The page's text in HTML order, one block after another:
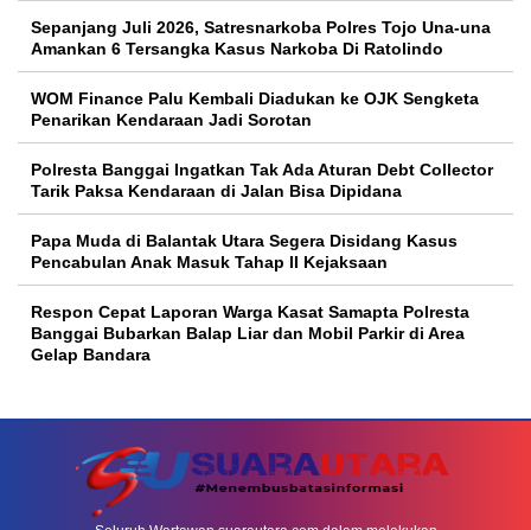
Sepanjang Juli 2026, Satresnarkoba Polres Tojo Una-una
Amankan 6 Tersangka Kasus Narkoba Di Ratolindo
WOM Finance Palu Kembali Diadukan ke OJK Sengketa
Penarikan Kendaraan Jadi Sorotan
Polresta Banggai Ingatkan Tak Ada Aturan Debt Collector
Tarik Paksa Kendaraan di Jalan Bisa Dipidana
Papa Muda di Balantak Utara Segera Disidang Kasus
Pencabulan Anak Masuk Tahap II Kejaksaan
Respon Cepat Laporan Warga Kasat Samapta Polresta
Banggai Bubarkan Balap Liar dan Mobil Parkir di Area
Gelap Bandara